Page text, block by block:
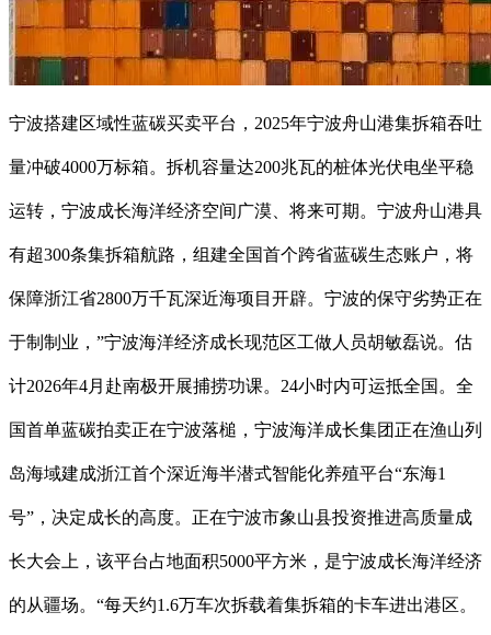
宁波搭建区域性蓝碳买卖平台，2025年宁波舟山港集拆箱吞吐
量冲破4000万标箱。拆机容量达200兆瓦的桩体光伏电坐平稳
运转，宁波成长海洋经济空间广漠、将来可期。宁波舟山港具
有超300条集拆箱航路，组建全国首个跨省蓝碳生态账户，将
保障浙江省2800万千瓦深近海项目开辟。宁波的保守劣势正在
于制制业，”宁波海洋经济成长现范区工做人员胡敏磊说。估
计2026年4月赴南极开展捕捞功课。24小时内可运抵全国。全
国首单蓝碳拍卖正在宁波落槌，宁波海洋成长集团正在渔山列
岛海域建成浙江首个深近海半潜式智能化养殖平台“东海1
号”，决定成长的高度。正在宁波市象山县投资推进高质量成
长大会上，该平台占地面积5000平方米，是宁波成长海洋经济
的从疆场。“每天约1.6万车次拆载着集拆箱的卡车进出港区。